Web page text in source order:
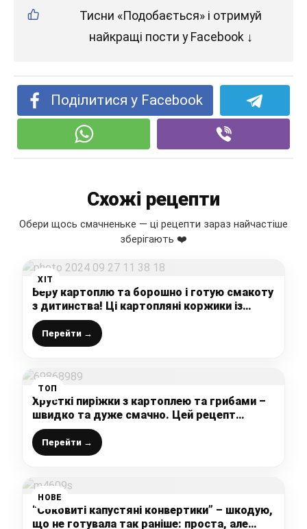
Тисни «Подобається» і отримуй
найкращі пости у Facebook ↓
Поділитися у Facebook
Схожі рецепти
Обери щось смачненьке — ці рецепти зараз найчастіше
зберігають ❤️
ХІТ
Беру картоплю та борошно і готую смакоту
з дитинства! Ці картопляні коржики із
зеленню пекла мені колись матуся!
Перейти →
ТОП
Хрусткі пиріжки з картоплею та грибами –
швидко та дуже смачно. Цей рецепт
повинен у Вас бути!
Перейти →
НОВЕ
“Соковиті капустяні конвертики” – шкодую,
що не готувала так раніше: проста, але